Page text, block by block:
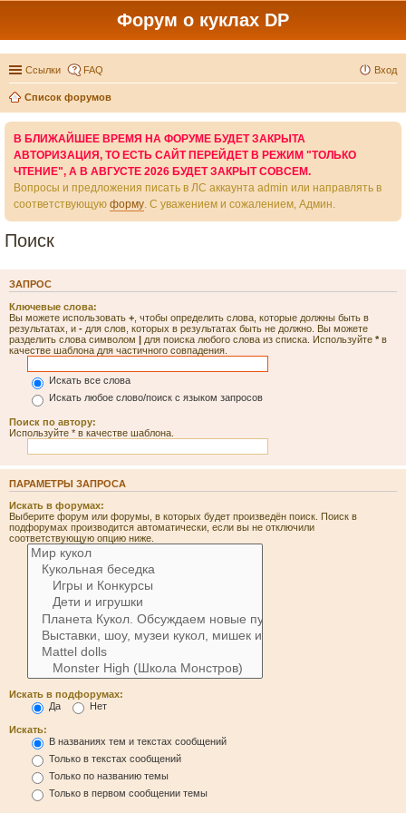
Форум о куклах DP
Ссылки FAQ Вход
Список форумов
В БЛИЖАЙШЕЕ ВРЕМЯ НА ФОРУМЕ БУДЕТ ЗАКРЫТА
АВТОРИЗАЦИЯ, ТО ЕСТЬ САЙТ ПЕРЕЙДЕТ В РЕЖИМ "ТОЛЬКО
ЧТЕНИЕ", А В АВГУСТЕ 2026 БУДЕТ ЗАКРЫТ СОВСЕМ.
Вопросы и предложения писать в ЛС аккаунта admin или направлять в
соответствующую форму. С уважением и сожалением, Админ.
Поиск
ЗАПРОС
Ключевые слова:
Вы можете использовать + , чтобы определить слова, которые должны быть в
результатах, и - для слов, которых в результатах быть не должно. Вы можете
разделить слова символом | для поиска любого слова из списка. Используйте *в
качестве шаблона для частичного совпадения.
Искать все слова
Искать любое слово/поиск с языком запросов
Поиск по автору:
Используйте * в качестве шаблона.
ПАРАМЕТРЫ ЗАПРОСА
Искать в форумах:
Выберите форум или форумы, в которых будет произведён поиск. Поиск в
подфорумах производится автоматически, если вы не отключили
соответствующую опцию ниже.
Искать в подфорумах:
Да
Нет
Искать:
В названиях тем и текстах сообщений
Только в текстах сообщений
Только по названию темы
Только в первом сообщении темы